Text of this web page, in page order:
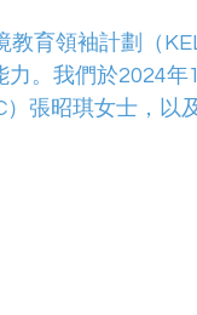
育領袖計劃（
。我們於2024年
張昭琪女士，以